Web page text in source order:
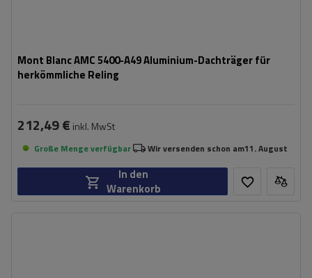
Mont Blanc AMC 5400-A49 Aluminium-Dachträger für
herkömmliche Reling
212,49 € inkl. MwSt
Große Menge verfügbar Wir versenden schon am11. August
In den
Warenkorb